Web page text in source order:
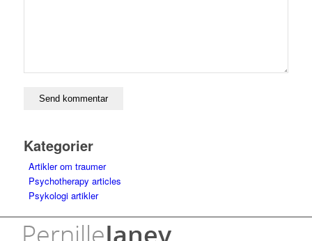
Kategorier
Artikler om traumer
Psychotherapy articles
Psykologi artikler